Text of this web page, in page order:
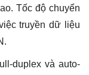
Tốc độ chuyển
truyền dữ liệu
duplex và auto-